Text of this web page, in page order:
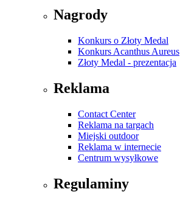
Nagrody
Konkurs o Złoty Medal
Konkurs Acanthus Aureus
Złoty Medal - prezentacja
Reklama
Contact Center
Reklama na targach
Miejski outdoor
Reklama w internecie
Centrum wysyłkowe
Regulaminy